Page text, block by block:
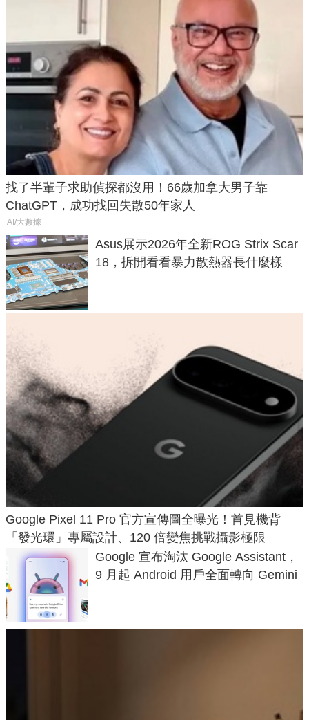
找了半輩子求助偵探都沒用！66歲加拿大男子靠
ChatGPT，成功找回失散50年家人
AI/大數據
Asus展示2026年全新ROG Strix Scar
18，拆開看看暴力散熱器長什麼樣
Google Pixel 11 Pro 官方宣傳圖全曝光！首見機背
「發光環」專屬設計、120 倍變焦挑戰攝影極限
Google 宣布淘汰 Google Assistant，
9 月起 Android 用戶全面轉向 Gemini